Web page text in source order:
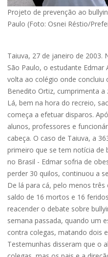
Projeto de prevenção ao
Paulo (Foto: Osnei Réstio/
Taiuva, 27 de janeiro de 2003.
São Paulo, o estudante Edmar
volta ao colégio onde concluiu
Benedito Ortiz, cumprimenta a
Lá, bem na hora do recreio,
começa a efetuar disparos.
alunos, professores e
cabeça. O caso de Taiuva, a
primeiro que se tem notícia de
no Brasil - Edmar sofria de
perder 30 quilos, continuou a
De lá para cá, pelo menos
saldo de 16 mortos e 16
reacender o debate sobre
semana passada, quando um
contra colegas, matando dois
Testemunhas disseram que o